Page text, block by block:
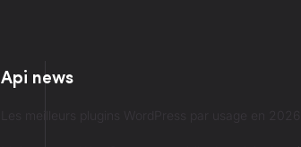
Api news
Les meilleurs plugins WordPress par usage en 2026